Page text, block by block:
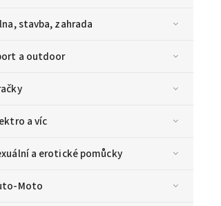
stavba, zahrada
a outdoor
a víc
a erotické pomůcky
Moto